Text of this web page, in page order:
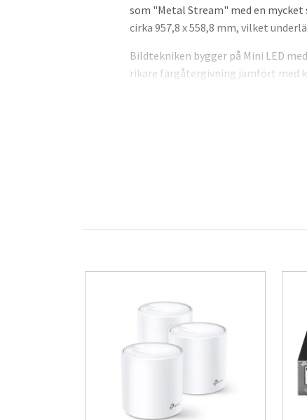
som "Metal Stream" med en
cirka 957,8 x 558,8 mm, vilket
Bildtekniken bygger på Mini LED
rikare färgåtergivning jämfört med
europeiska modellvarianten anges
Som Smart TV kör M70H
den redo för kabel, marksänd
streamingtjänsterna.
kompatibla soundbars, vilket
och kablage är den avsedd att
Viktiga
filmer och sport, förklaringar:
4K‑upplösning (3840 x